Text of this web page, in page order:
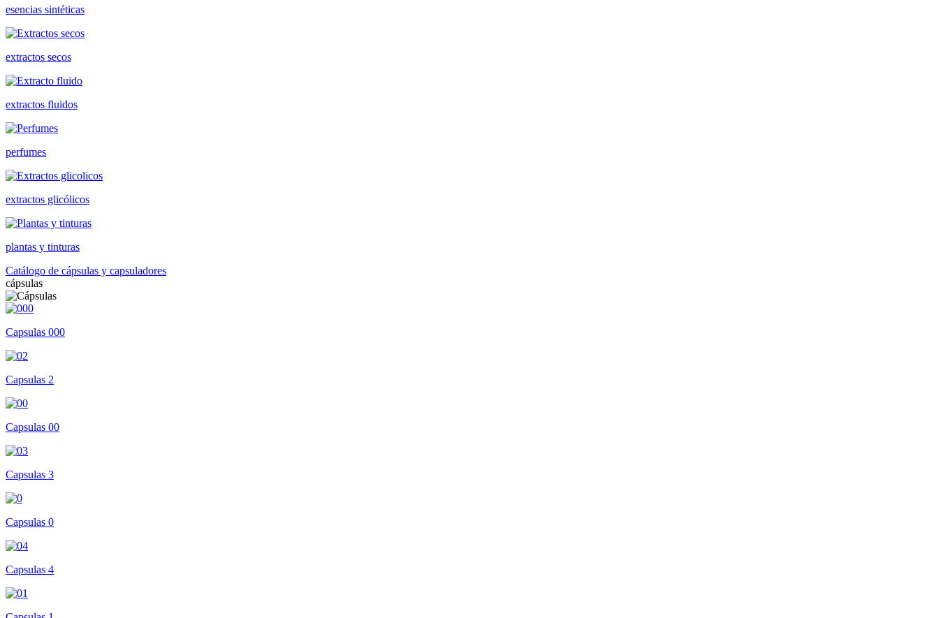
esencias sintéticas
extractos secos
extractos fluidos
perfumes
extractos glicólicos
plantas y tinturas
Catálogo de cápsulas y capsuladores
cápsulas
Capsulas 000
Capsulas 2
Capsulas 00
Capsulas 3
Capsulas 0
Capsulas 4